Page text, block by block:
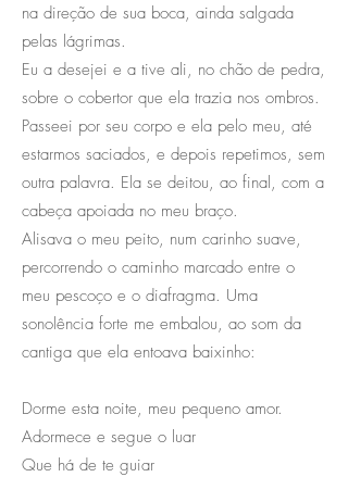
na direção de sua boca, ainda salgada
pelas lágrimas.
Eu a desejei e a tive ali, no chão de pedra,
sobre o cobertor que ela trazia nos ombros.
Passeei por seu corpo e ela pelo meu, até
estarmos saciados, e depois repetimos, sem
outra palavra. Ela se deitou, ao final, com a
cabeça apoiada no meu braço.
Alisava o meu peito, num carinho suave,
percorrendo o caminho marcado entre o
meu pescoço e o diafragma. Uma
sonolência forte me embalou, ao som da
cantiga que ela entoava baixinho:
Dorme esta noite, meu pequeno amor.
Adormece e segue o luar
Que há de te guiar